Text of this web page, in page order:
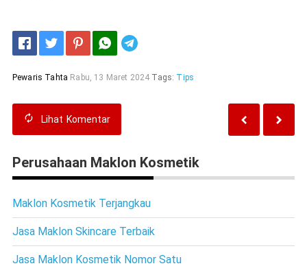
Pewaris Tahta Rabu, 13 Maret 2024 Tags: Tips
Lihat Komentar
Perusahaan Maklon Kosmetik
Maklon Kosmetik Terjangkau
Jasa Maklon Skincare Terbaik
Jasa Maklon Kosmetik Nomor Satu